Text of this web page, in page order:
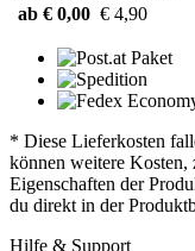
ab € 0,00 € 4,90
* Diese Lieferkosten
können weitere
Eigenschaften der
du direkt in der
Hilfe & Support